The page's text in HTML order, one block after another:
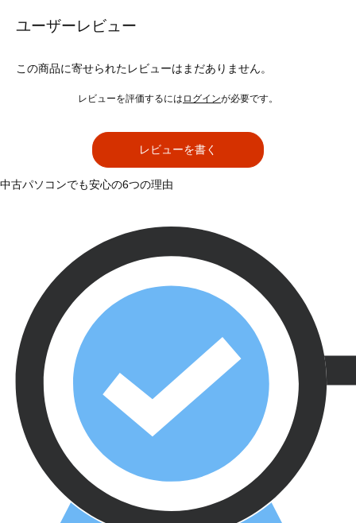
ユーザーレビュー
この商品に寄せられたレビューはまだありません。
レビューを評価するには ログインが必要です。
レビューを書く
中古パソコンでも安心の6つの理由